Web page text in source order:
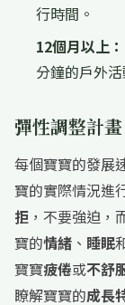
行時間。
12個月以上：
分鐘的戶外活
彈性調整計畫
每個寶寶的發展
寶的實際情況進
拒 ，不要強迫，
寶的情緒 、 睡眠
寶寶疲倦或不舒
瞭解寶寶的成長